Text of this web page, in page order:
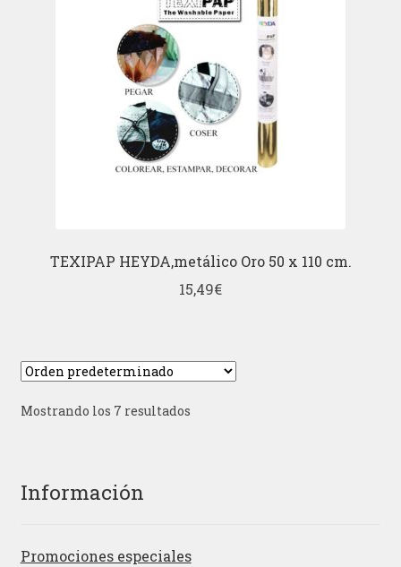
TEXIPAP HEYDA,metálico Oro 50 x 110 cm.
15,49€
Mostrando los 7 resultados
Información
Promociones especiales